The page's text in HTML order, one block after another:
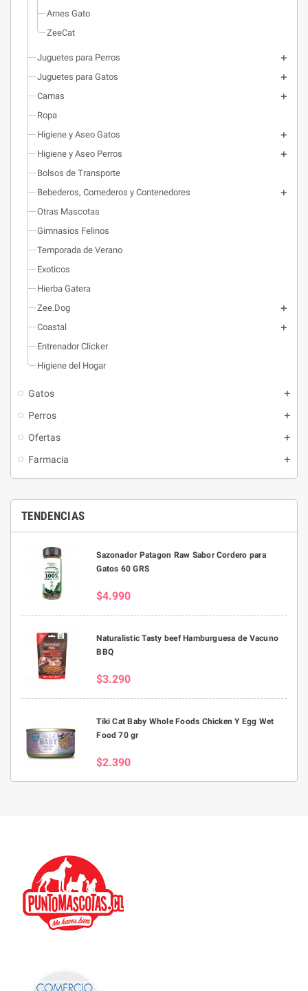
Arnes Gato
ZeeCat
Juguetes para Perros
Juguetes para Gatos
Camas
Ropa
Higiene y Aseo Gatos
Higiene y Aseo Perros
Bolsos de Transporte
Bebederos, Comederos y Contenedores
Otras Mascotas
Gimnasios Felinos
Temporada de Verano
Exoticos
Hierba Gatera
Zee.Dog
Coastal
Entrenador Clicker
Higiene del Hogar
Gatos
Perros
Ofertas
Farmacia
TENDENCIAS
Sazonador Patagon Raw Sabor Cordero para
Gatos 60 GRS
$4.990
Naturalistic Tasty beef Hamburguesa de Vacuno
BBQ
$3.290
Tiki Cat Baby Whole Foods Chicken Y Egg Wet
Food 70 gr
$2.390